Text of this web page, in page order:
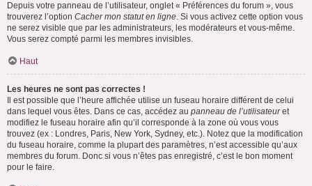
Depuis votre panneau de l’utilisateur, onglet « Préférences du forum », vous
trouverez l’option Cacher mon statut en ligne. Si vous activez cette option vous
ne serez visible que par les administrateurs, les modérateurs et vous-même.
Vous serez compté parmi les membres invisibles.
Haut
Les heures ne sont pas correctes !
Il est possible que l’heure affichée utilise un fuseau horaire différent de celui
dans lequel vous êtes. Dans ce cas, accédez au panneau de l’utilisateuret
modifiez le fuseau horaire afin qu’il corresponde à la zone où vous vous
trouvez (ex : Londres, Paris, New York, Sydney, etc.). Notez que la modification
du fuseau horaire, comme la plupart des paramètres, n’est accessible qu’aux
membres du forum. Donc si vous n’êtes pas enregistré, c’est le bon moment
pour le faire.